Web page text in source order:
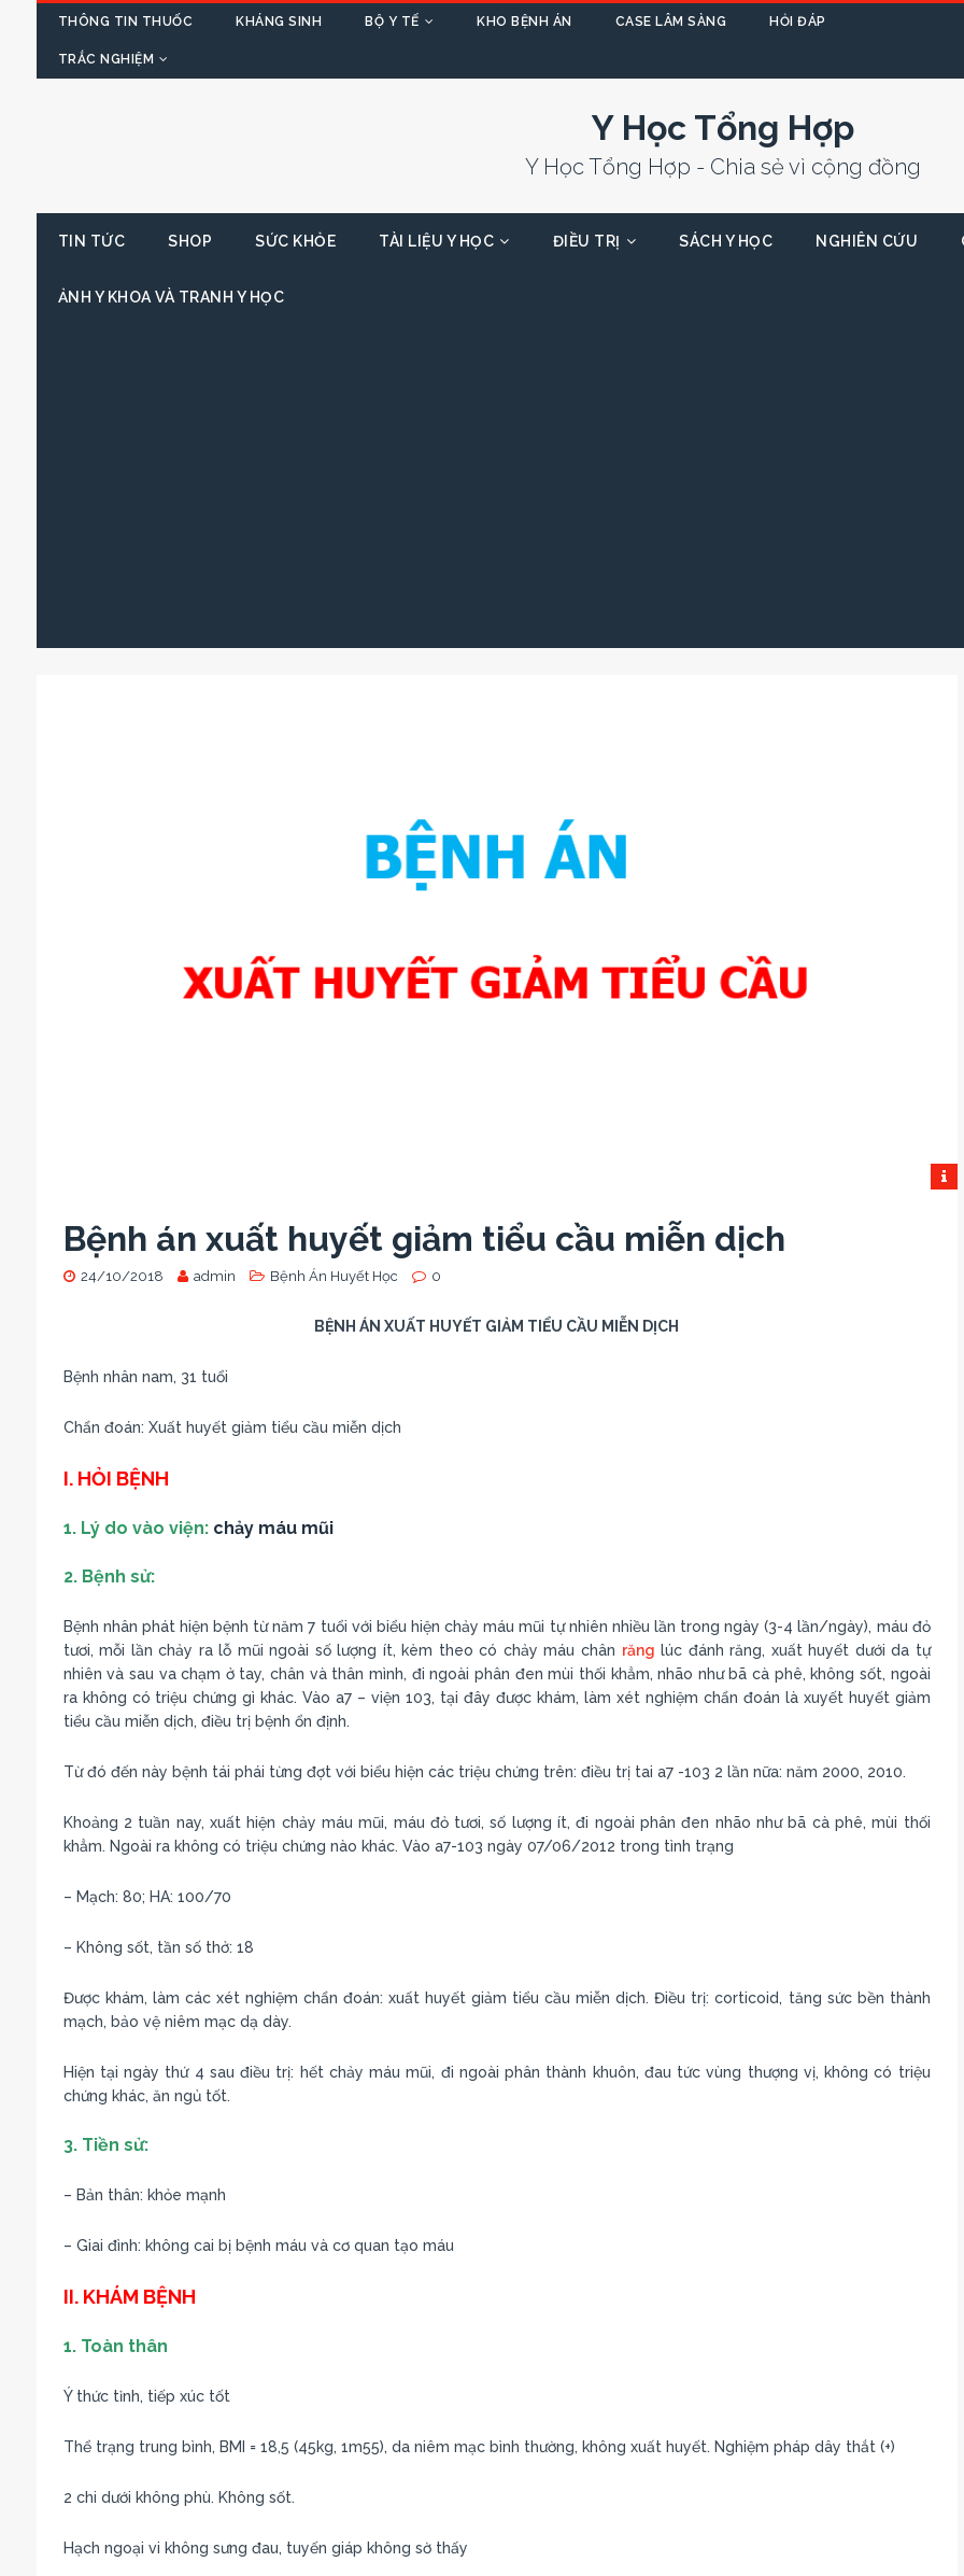
THÔNG TIN THUỐC KHÁNG SINH BỘ Y TẾ KHO BỆNH ÁN CASE LÂM SÀNG HỎI ĐÁP
TRẮC NGHIỆM
Y Học Tổng Hợp
Y Học Tổng Hợp - Chia sẻ vì cộng đồng
TIN TỨC SHOP SỨC KHỎE TÀI LIỆU Y HỌC ĐIỀU TRỊ SÁCH Y HỌC NGHIÊN CỨU
ẢNH Y KHOA VÀ TRANH Y HỌC
Bệnh án xuất huyết giảm tiểu cầu miễn dịch
24/10/2018 admin Bệnh Án Huyết Học 0
BỆNH ÁN XUẤT HUYẾT GIẢM TIỂU CẦU MIỄN DỊCH
Bệnh nhân nam, 31 tuổi
Chẩn đoán: Xuất huyết giảm tiểu cầu miễn dịch
I. HỎI BỆNH
1. Lý do vào viện: chảy máu mũi
2. Bệnh sử:
Bệnh nhân phát hiện bệnh từ năm 7 tuổi với biểu hiện chảy máu mũi tự nhiên nhiều lần trong ngày (3-4 lần/ngày), máu đỏ
tươi, mỗi lần chảy ra lỗ mũi ngoài số lượng ít, kèm theo có chảy máu chân răng lúc đánh răng, xuất huyết dưới da tự
nhiên và sau va chạm ở tay, chân và thân mình, đi ngoài phân đen mùi thối khẳm, nhão như bã cà phê, không sốt, ngoài
ra không có triệu chứng gì khác. Vào a7 – viện 103, tại đây được khám, làm xét nghiệm chẩn đoán là xuyết huyết giảm
tiểu cầu miễn dịch, điều trị bệnh ổn định.
Từ đó đến này bệnh tái phái từng đợt với biểu hiện các triệu chứng trên: điều trị tai a7 -103 2 lần nữa: năm 2000, 2010.
Khoảng 2 tuần nay, xuất hiện chảy máu mũi, máu đỏ tươi, số lượng ít, đi ngoài phân đen nhão như bã cà phê, mùi thối
khẳm. Ngoài ra không có triệu chứng nào khác. Vào a7-103 ngày 07/06/2012 trong tình trạng
– Mạch: 80; HA: 100/70
– Không sốt, tần số thở: 18
Được khám, làm các xét nghiệm chẩn đoán: xuất huyết giảm tiểu cầu miễn dịch. Điều trị: corticoid, tăng sức bền thành
mạch, bảo vệ niêm mạc dạ dày.
Hiện tại ngày thứ 4 sau điều trị: hết chảy máu mũi, đi ngoài phân thành khuôn, đau tức vùng thượng vị, không có triệu
chứng khác, ăn ngủ tốt.
3. Tiền sử:
– Bản thân: khỏe mạnh
– Giai đình: không cai bị bệnh máu và cơ quan tạo máu
II. KHÁM BỆNH
1. Toàn thân
Ý thức tỉnh, tiếp xúc tốt
Thể trạng trung bình, BMI = 18,5 (45kg, 1m55), da niêm mạc bình thường, không xuất huyết. Nghiệm pháp dây thắt (+)
2 chi dưới không phù. Không sốt.
Hạch ngoại vi không sưng đau, tuyến giáp không sờ thấy